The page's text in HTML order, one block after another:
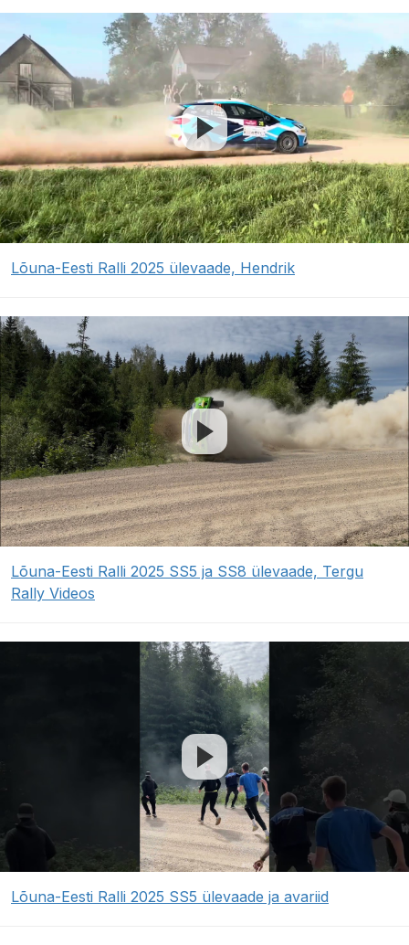
Lõuna-Eesti Ralli 2025 ülevaade, Hendrik
Lõuna-Eesti Ralli 2025 SS5 ja SS8 ülevaade, Tergu
Rally Videos
Lõuna-Eesti Ralli 2025 SS5 ülevaade ja avariid